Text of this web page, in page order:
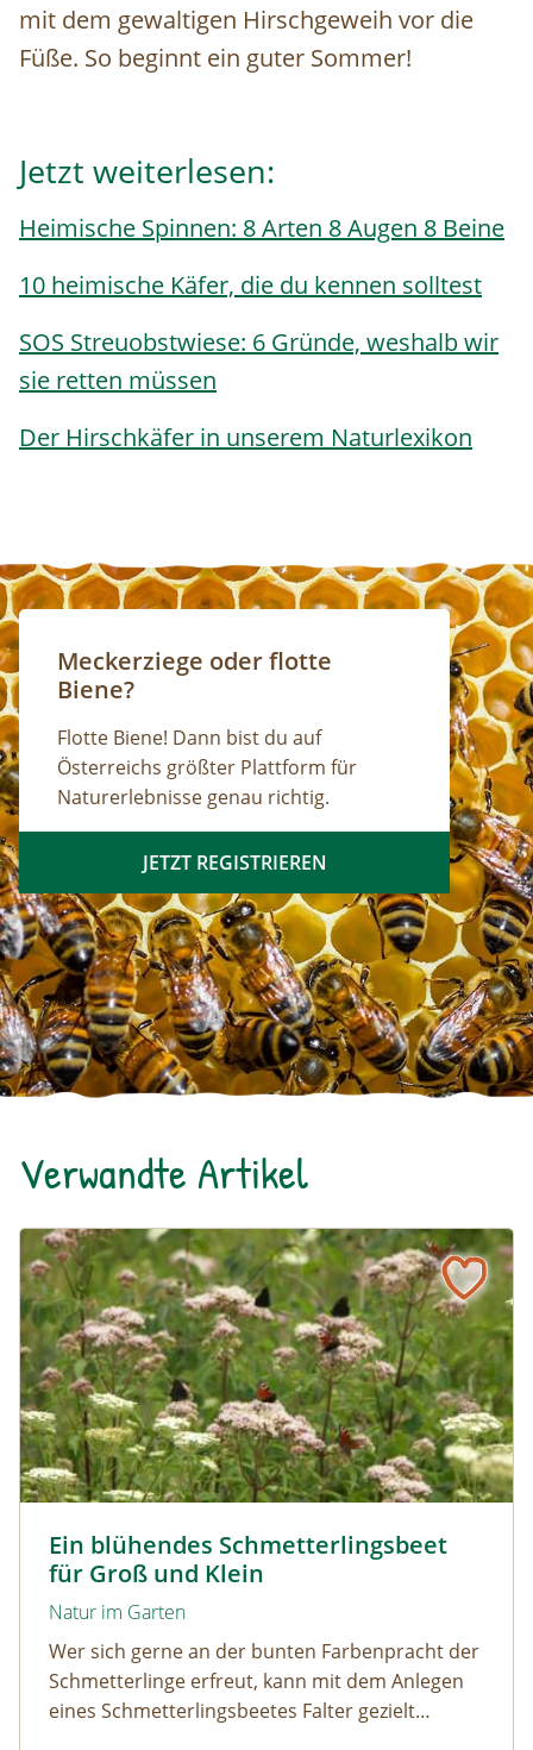
mit dem gewaltigen Hirschgeweih vor die
Füße. So beginnt ein guter Sommer!
Jetzt weiterlesen:
Heimische Spinnen: 8 Arten 8 Augen 8 Beine
10 heimische Käfer, die du kennen solltest
SOS Streuobstwiese: 6 Gründe, weshalb wir
sie retten müssen
Der Hirschkäfer in unserem Naturlexikon
Meckerziege oder flotte
Biene?
Flotte Biene! Dann bist du auf
Österreichs größter Plattform für
Naturerlebnisse genau richtig.
JETZT REGISTRIEREN
Verwandte Artikel
Ein blühendes Schmetterlingsbeet
für Groß und Klein
Natur im Garten
Wer sich gerne an der bunten Farbenpracht der
Schmetterlinge erfreut, kann mit dem Anlegen
eines Schmetterlingsbeetes Falter gezielt
Ein blühendes Schmetterlingsbeet für Groß und Klein